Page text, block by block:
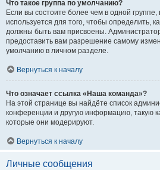
Что такое группа по умолчанию?
Если вы состоите более чем в одной
используется для того, чтобы определить,
должны быть вам присвоены.
предоставить вам разрешение самому
умолчанию в личном разделе.
Вернуться к началу
Что означает ссылка «Наша команда»?
На этой странице вы найдёте список
конференции и другую информацию, такую
которые они модерируют.
Вернуться к началу
Личные сообщения